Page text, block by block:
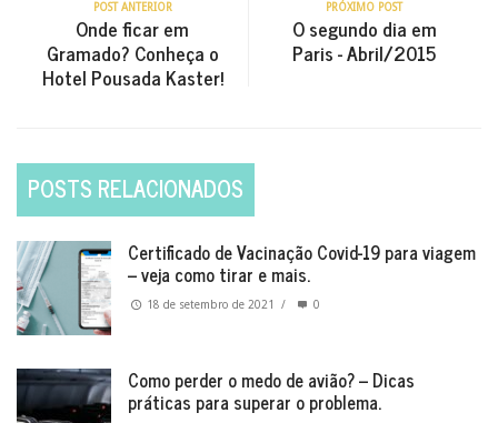
POST ANTERIOR
Onde ficar em
Gramado? Conheça o
Hotel Pousada Kaster!
PRÓXIMO POST
O segundo dia em
Paris - Abril/2015
POSTS RELACIONADOS
Certificado de Vacinação Covid-19 para viagem
– veja como tirar e mais.
18 de setembro de 2021 / 0
Como perder o medo de avião? – Dicas
práticas para superar o problema.